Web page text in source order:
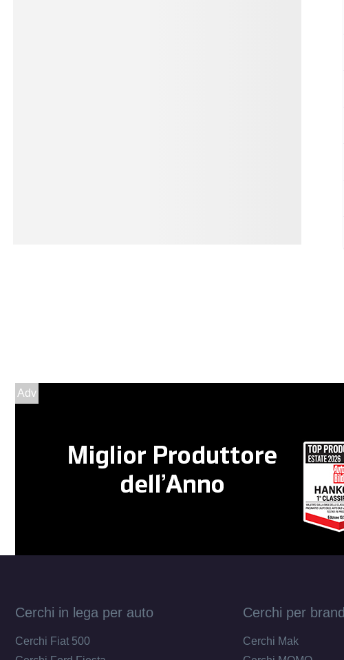
Adv
Cerchi in lega per auto
Cerchi Fiat 500
Cerchi per brand
Cerchi Mak